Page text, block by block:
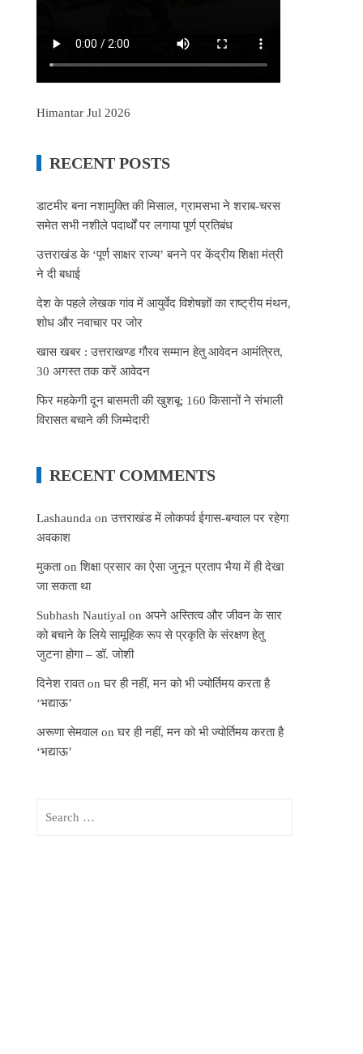
Himantar Jul 2026
RECENT POSTS
डाटमीर बना नशामुक्ति की मिसाल, ग्रामसभा ने शराब-चरस
समेत सभी नशीले पदार्थों पर लगाया पूर्ण प्रतिबंध
उत्तराखंड के ‘पूर्ण साक्षर राज्य’ बनने पर केंद्रीय शिक्षा मंत्री
ने दी बधाई
देश के पहले लेखक गांव में आयुर्वेद विशेषज्ञों का राष्ट्रीय मंथन,
शोध और नवाचार पर जोर
खास खबर : उत्तराखण्ड गौरव सम्मान हेतु आवेदन आमंत्रित,
30 अगस्त तक करें आवेदन
फिर महकेगी दून बासमती की खुशबू: 160 किसानों ने संभाली
विरासत बचाने की जिम्मेदारी
RECENT COMMENTS
Lashaunda onउत्तराखंड में लोकपर्व ईगास-बग्वाल पर रहेगा
अवकाश
मुकताonशिक्षा प्रसार का ऐसा जुनून प्रताप भैया में ही देखा
जा सकता था
Subhash Nautiyal onअपने अस्तित्व और जीवन के सार
को बचाने के लिये सामूहिक रूप से प्रकृति के संरक्षण हेतु
जुटना होगा – डॉ. जोशी
दिनेश रावतonघर ही नहीं, मन को भी ज्योर्तिमय करता है
‘भद्याऊ’
अरूणा सेमवाल onघर ही नहीं, मन को भी ज्योर्तिमय करता है
‘भद्याऊ’